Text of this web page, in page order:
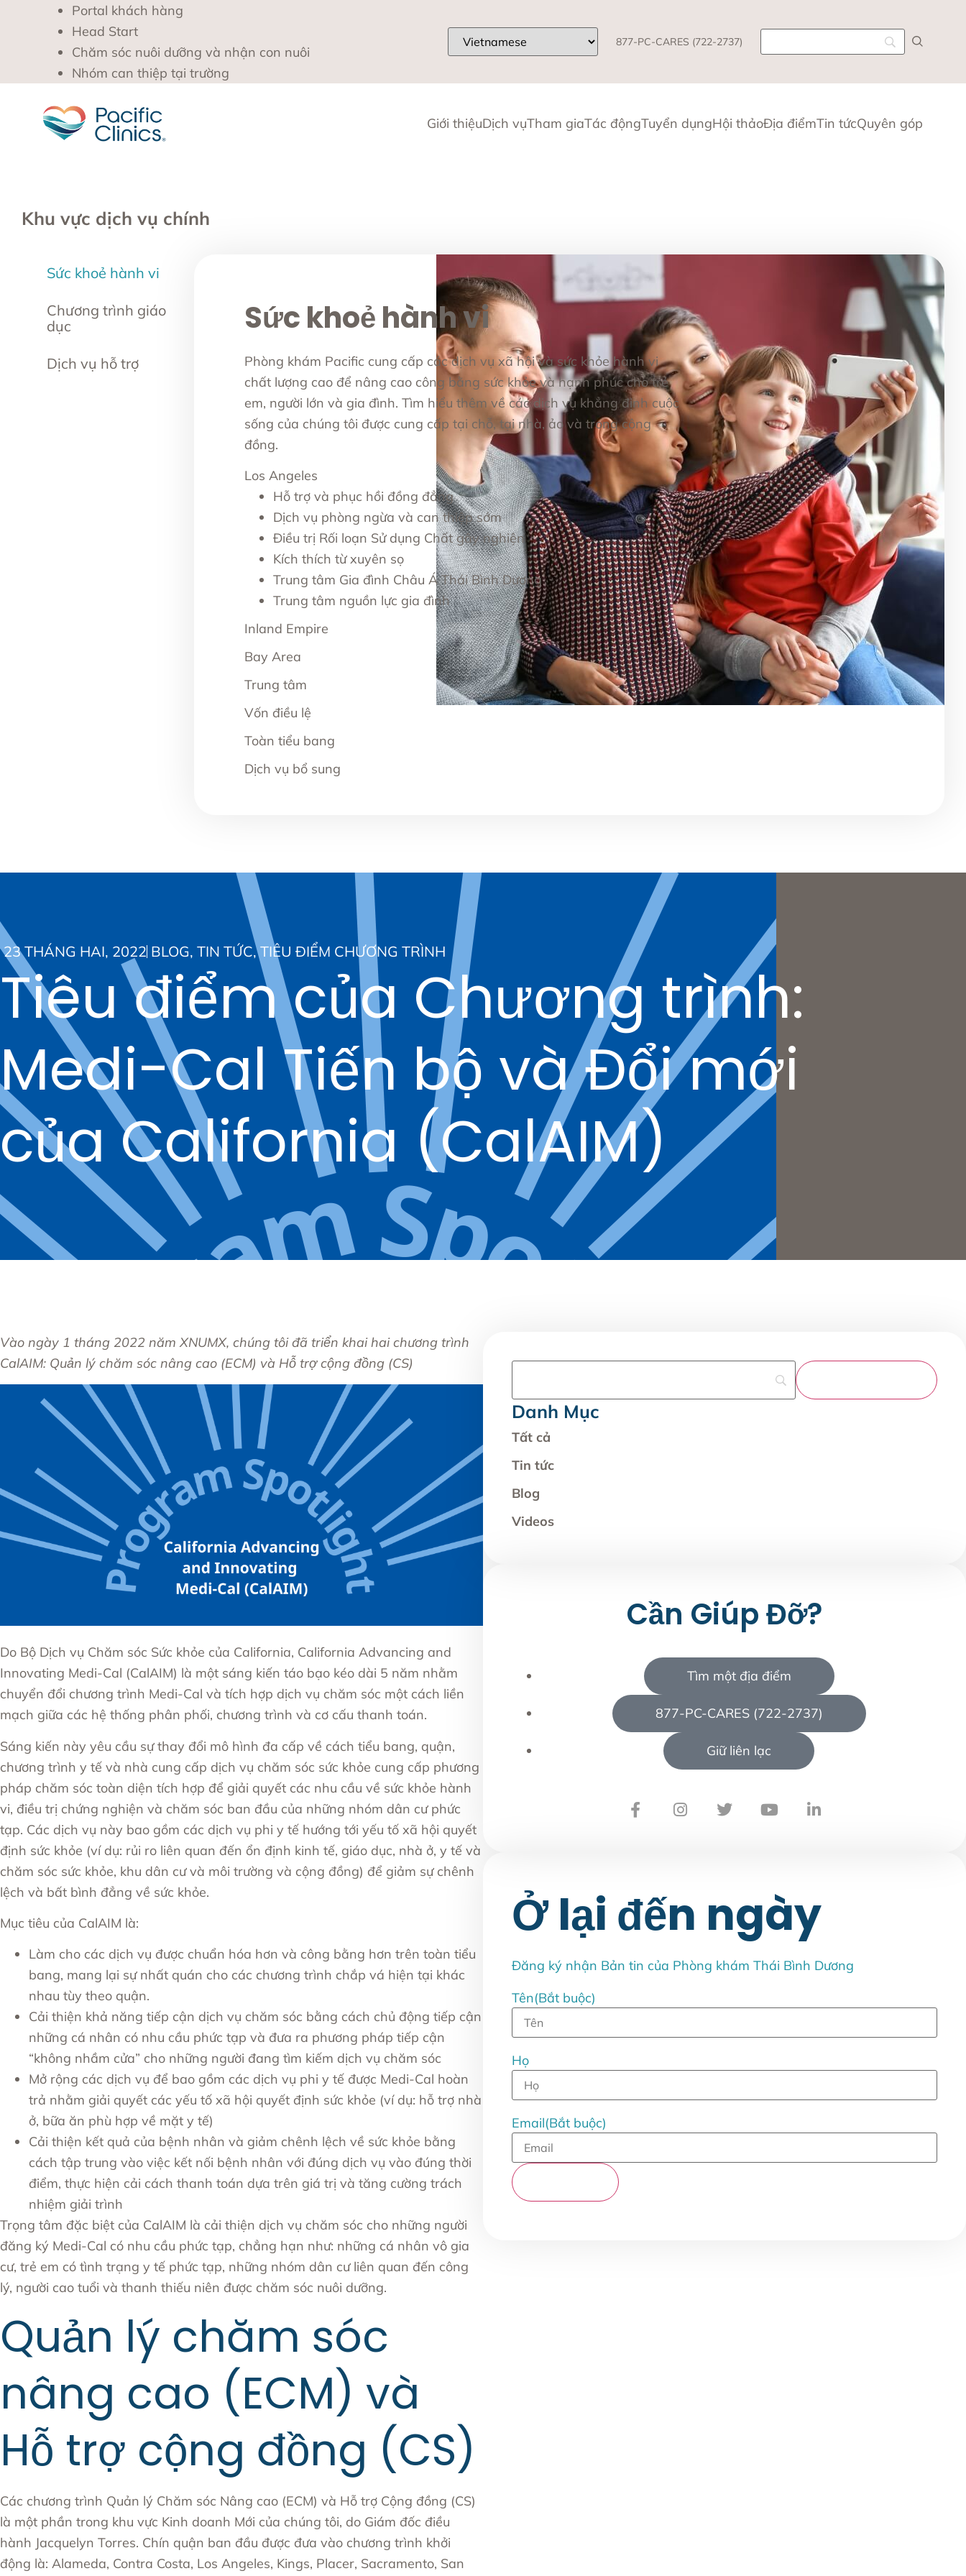
Portal khách hàng
Head Start
Chăm sóc nuôi dưỡng và nhận con nuôi
Nhóm can thiệp tại trường
877-PC-CARES (722-2737)
Giới thiệuDịch vụTham giaTác độngTuyển dụngHội thảoĐịa điểmTin tứcQuyên góp
Khu vực dịch vụ chính
Sức khoẻ hành vi
Chương trình giáo
dục
Dịch vụ hỗ trợ
Sức khoẻ hành vi
Phòng khám Pacific cung cấp các dịch vụ xã hội và sức khỏe hành vi
chất lượng cao để nâng cao công bằng sức khỏe và hạnh phúc cho trẻ
em, người lớn và gia đình. Tìm hiểu thêm về các dịch vụ khẳng định cuộc
sống của chúng tôi được cung cấp tại chỗ, tại nhà, ảo và trong cộng
đồng.
Los Angeles
Hỗ trợ và phục hồi đồng đẳng
Dịch vụ phòng ngừa và can thiệp sớm
Điều trị Rối loạn Sử dụng Chất gây nghiện
Kích thích từ xuyên sọ
Trung tâm Gia đình Châu Á Thái Bình Dương
Trung tâm nguồn lực gia đình
Inland Empire
Bay Area
Trung tâm
Vốn điều lệ
Toàn tiểu bang
Dịch vụ bổ sung
23 THÁNG HAI, 2022 BLOG, TIN TỨC,TIÊU ĐIỂM CHƯƠNG TRÌNH
Tiêu điểm của Chương trình:
Medi-Cal Tiến bộ và Đổi mới
của California (CalAIM)
Vào ngày 1 tháng 2022 năm XNUMX, chúng tôi đã triển khai hai chương trình
CalAIM: Quản lý chăm sóc nâng cao (ECM) và Hỗ trợ cộng đồng (CS)
Do Bộ Dịch vụ Chăm sóc Sức khỏe của California, California Advancing and
Innovating Medi-Cal (CalAIM) là một sáng kiến ​​táo bạo kéo dài 5 năm nhằm
chuyển đổi chương trình Medi-Cal và tích hợp dịch vụ chăm sóc một cách liền
mạch giữa các hệ thống phân phối, chương trình và cơ cấu thanh toán.
Sáng kiến ​​này yêu cầu sự thay đổi mô hình đa cấp về cách tiểu bang, quận,
chương trình y tế và nhà cung cấp dịch vụ chăm sóc sức khỏe cung cấp phương
pháp chăm sóc toàn diện tích hợp để giải quyết các nhu cầu về sức khỏe hành
vi, điều trị chứng nghiện và chăm sóc ban đầu của những nhóm dân cư phức
tạp. Các dịch vụ này bao gồm các dịch vụ phi y tế hướng tới yếu tố xã hội quyết
định sức khỏe (ví dụ: rủi ro liên quan đến ổn định kinh tế, giáo dục, nhà ở, y tế và
chăm sóc sức khỏe, khu dân cư và môi trường và cộng đồng) để giảm sự chênh
lệch và bất bình đẳng về sức khỏe.
Mục tiêu của CalAIM là:
Làm cho các dịch vụ được chuẩn hóa hơn và công bằng hơn trên toàn tiểu
bang, mang lại sự nhất quán cho các chương trình chắp vá hiện tại khác
nhau tùy theo quận.
Cải thiện khả năng tiếp cận dịch vụ chăm sóc bằng cách chủ động tiếp cận
những cá nhân có nhu cầu phức tạp và đưa ra phương pháp tiếp cận
“không nhầm cửa” cho những người đang tìm kiếm dịch vụ chăm sóc
Mở rộng các dịch vụ để bao gồm các dịch vụ phi y tế được Medi-Cal hoàn
trả nhằm giải quyết các yếu tố xã hội quyết định sức khỏe (ví dụ: hỗ trợ nhà
ở, bữa ăn phù hợp về mặt y tế)
Cải thiện kết quả của bệnh nhân và giảm chênh lệch về sức khỏe bằng
cách tập trung vào việc kết nối bệnh nhân với đúng dịch vụ vào đúng thời
điểm, thực hiện cải cách thanh toán dựa trên giá trị và tăng cường trách
nhiệm giải trình
Trọng tâm đặc biệt của CalAIM là cải thiện dịch vụ chăm sóc cho những người
đăng ký Medi-Cal có nhu cầu phức tạp, chẳng hạn như: những cá nhân vô gia
cư, trẻ em có tình trạng y tế phức tạp, những nhóm dân cư liên quan đến công
lý, người cao tuổi và thanh thiếu niên được chăm sóc nuôi dưỡng.
Quản lý chăm sóc
nâng cao (ECM) và
Hỗ trợ cộng đồng (CS)
Các chương trình Quản lý Chăm sóc Nâng cao (ECM) và Hỗ trợ Cộng đồng (CS)
là một phần trong khu vực Kinh doanh Mới của chúng tôi, do Giám đốc điều
hành Jacquelyn Torres. Chín quận ban đầu được đưa vào chương trình khởi
động là: Alameda, Contra Costa, Los Angeles, Kings, Placer, Sacramento, San
Danh Mục
Tất cả
Tin tức
Blog
Videos
Cần Giúp Đỡ?
Tìm một địa điểm
877-PC-CARES (722-2737)
Giữ liên lạc
Ở lại đến ngày
Đăng ký nhận Bản tin của Phòng khám Thái Bình Dương
Tên(Bắt buộc)
Họ
Email(Bắt buộc)